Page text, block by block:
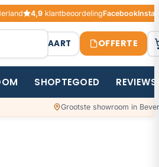
4,9 klantbeoordelingFacebook
STAALKAART OFFERTE
SHOPTEGOED REVIEWS
Grootste showroom in